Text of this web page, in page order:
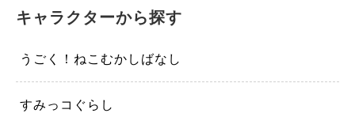
キャラクターから探す
うごく！ねこむかしばなし
すみっコぐらし